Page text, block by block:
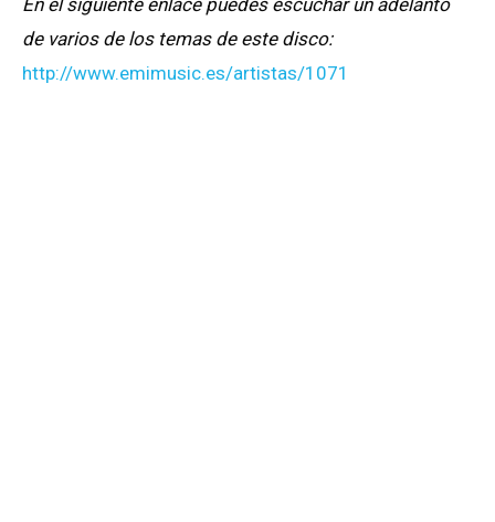
En el siguiente enlace puedes escuchar un adelanto
de varios de los temas de este disco:
http://www.emimusic.es/artistas/1071